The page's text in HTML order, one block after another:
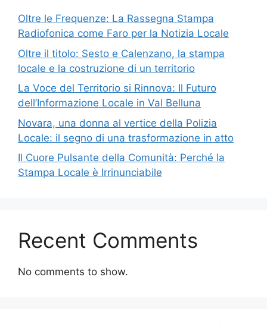
Oltre le Frequenze: La Rassegna Stampa
Radiofonica come Faro per la Notizia Locale
Oltre il titolo: Sesto e Calenzano, la stampa
locale e la costruzione di un territorio
La Voce del Territorio si Rinnova: Il Futuro
dell’Informazione Locale in Val Belluna
Novara, una donna al vertice della Polizia
Locale: il segno di una trasformazione in atto
Il Cuore Pulsante della Comunità: Perché la
Stampa Locale è Irrinunciabile
Recent Comments
No comments to show.